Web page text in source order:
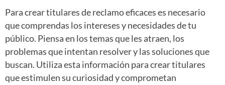
Para crear titulares de reclamo eficaces es necesario
que comprendas los intereses y necesidades de tu
público. Piensa en los temas que les atraen, los
problemas que intentan resolver y las soluciones que
buscan. Utiliza esta información para crear titulares
que estimulen su curiosidad y comprometan